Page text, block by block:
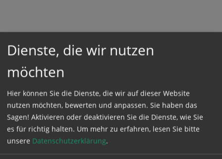
Diese Meldung ist nicht frei verfügbar. Bitte
loggen Sie sich ein, oder bestellen Sie das
ProduktKathpress_online
GESCHÜTZTER BEREICH
Bitte melden Sie sich mit Ihrem Benutzernamen
und Passwort an.
Dienste, die wir nutzen
möchten
Hier können Sie die Dienste, die wir auf dieser Website
nutzen möchten, bewerten und anpassen. Sie haben das
Sagen! Aktivieren oder deaktivieren Sie die Dienste, wie Sie
es für richtig halten. Um mehr zu erfahren, lesen Sie bitte
unsere Datenschutzerklärung.